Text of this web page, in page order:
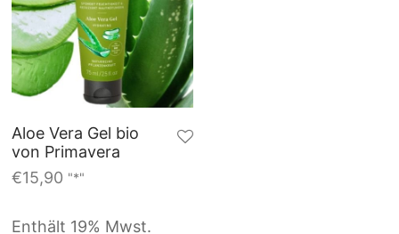
Aloe Vera Gel bio
von Primavera
€15,90 "*"
Enthält 19% Mwst.